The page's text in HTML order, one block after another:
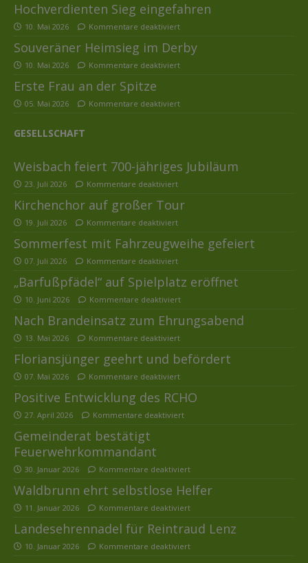
Hochverdienten Sieg eingefahren
10. Mai 2026 Kommentare deaktiviert
Souveräner Heimsieg im Derby
10. Mai 2026 Kommentare deaktiviert
Erste Frau an der Spitze
05. Mai 2026 Kommentare deaktiviert
GESELLSCHAFT
Weisbach feiert 700-jähriges Jubiläum
23. Juli 2026 Kommentare deaktiviert
Kirchenchor auf großer Tour
19. Juli 2026 Kommentare deaktiviert
Sommerfest mit Fahrzeugweihe gefeiert
07. Juli 2026 Kommentare deaktiviert
„Barfußpfädel“ auf Spielplatz eröffnet
10. Juni 2026 Kommentare deaktiviert
Nach Brandeinsatz zum Ehrungsabend
13. Mai 2026 Kommentare deaktiviert
Floriansjünger geehrt und befördert
07. Mai 2026 Kommentare deaktiviert
Positive Entwicklung des RCHO
27. April 2026 Kommentare deaktiviert
Gemeinderat bestätigt
Feuerwehrkommandant
30. Januar 2026 Kommentare deaktiviert
Waldbrunn ehrt selbstlose Helfer
11. Januar 2026 Kommentare deaktiviert
Landesehrennadel für Reintraud Lenz
10. Januar 2026 Kommentare deaktiviert